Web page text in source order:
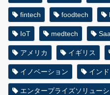
fintech foodtech
IoT medtech
アメリカ イギリス
イノベーション インド
エンタープライズソリュー